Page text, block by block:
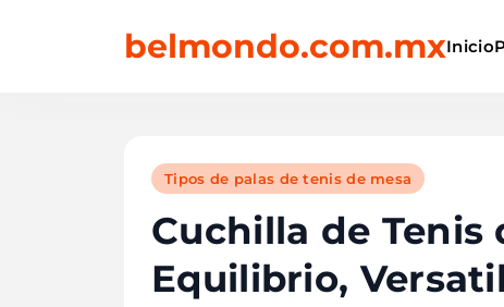
belmondo.com.mxInicio
Tipos de palas de tenis de mesa
Cuchilla de Tenis
Equilibrio,